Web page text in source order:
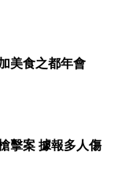
美食之都年會
擊案 據報多人傷